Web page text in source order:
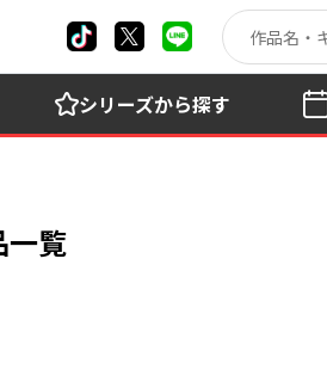
シリーズから探す
一覧